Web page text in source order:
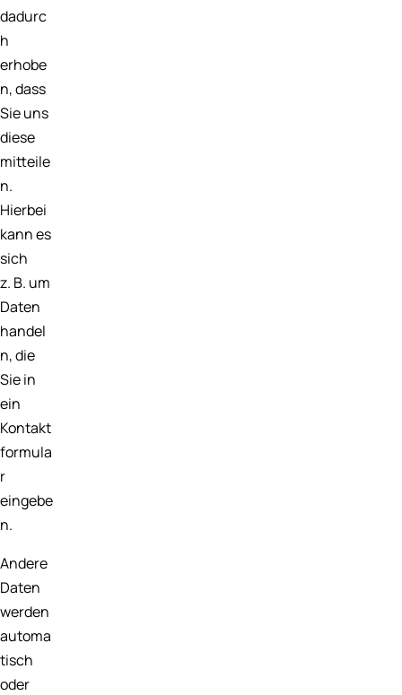
dadurc
h
erhobe
n, dass
Sie uns
diese
mitteile
n.
Hierbei
kann es
sich
z. B. um
Daten
handel
n, die
Sie in
ein
Kontakt
formula
r
eingebe
n.
Andere
Daten
werden
automa
tisch
oder